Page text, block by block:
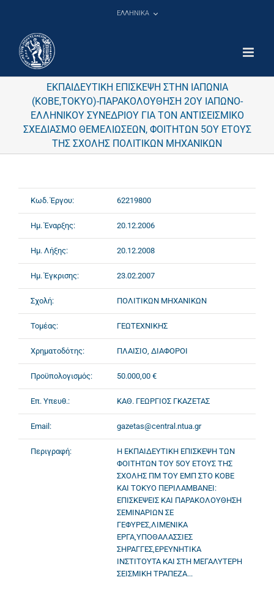
ΕΛΛΗΝΙΚΑ
ΕΚΠΑΙΔΕΥΤΙΚΗ ΕΠΙΣΚΕΨΗ ΣΤΗΝ ΙΑΠΩΝΙΑ
(KOBE,TOKYO)-ΠΑΡΑΚΟΛΟΥΘΗΣΗ 2ΟΥ ΙΑΠΩΝΟ-
ΕΛΛΗΝΙΚΟΥ ΣΥΝΕΔΡΙΟΥ ΓΙΑ ΤΟΝ ΑΝΤΙΣΕΙΣΜΙΚΟ
ΣΧΕΔΙΑΣΜΟ ΘΕΜΕΛΙΩΣΕΩΝ, ΦΟΙΤΗΤΩΝ 5ΟΥ ΕΤΟΥΣ
ΤΗΣ ΣΧΟΛΗΣ ΠΟΛΙΤΙΚΩΝ ΜΗΧΑΝΙΚΩΝ
Κωδ. Έργου: 62219800
Ημ. Έναρξης: 20.12.2006
Ημ. Λήξης: 20.12.2008
Ημ. Έγκρισης: 23.02.2007
Σχολή: ΠΟΛΙΤΙΚΩΝ ΜΗΧΑΝΙΚΩΝ
Τομέας: ΓΕΩΤΕΧΝΙΚΗΣ
Χρηματοδότης: ΠΛΑΙΣΙΟ, ΔΙΑΦΟΡΟΙ
Προϋπολογισμός: 50.000,00 €
Επ. Υπευθ.: ΚΑΘ. ΓΕΩΡΓΙΟΣ ΓΚΑΖΕΤΑΣ
Email: gazetas@central.ntua.gr
Περιγραφή:
Η ΕΚΠΑΙΔΕΥΤΙΚΗ ΕΠΙΣΚΕΨΗ ΤΩΝ
ΦΟΙΤΗΤΩΝ ΤΟΥ 5ΟΥ ΕΤΟΥΣ ΤΗΣ
ΣΧΟΛΗΣ ΠΜ ΤΟΥ ΕΜΠ ΣΤΟ KOBE
KAI TOKYO ΠΕΡΙΛΑΜΒΑΝΕΙ:
ΕΠΙΣΚΕΨΕΙΣ ΚΑΙ ΠΑΡΑΚΟΛΟΥΘΗΣΗ
ΣΕΜΙΝΑΡΙΩΝ ΣΕ
ΓΕΦΥΡΕΣ,ΛΙΜΕΝΙΚΑ
ΕΡΓΑ,ΥΠΟΘΑΛΑΣΣΙΕΣ
ΣΗΡΑΓΓΕΣ,ΕΡΕΥΝΗΤΙΚΑ
ΙΝΣΤΙΤΟΥΤΑ ΚΑΙ ΣΤΗ ΜΕΓΑΛΥΤΕΡΗ
ΣΕΙΣΜΙΚΗ ΤΡΑΠΕΖΑ...